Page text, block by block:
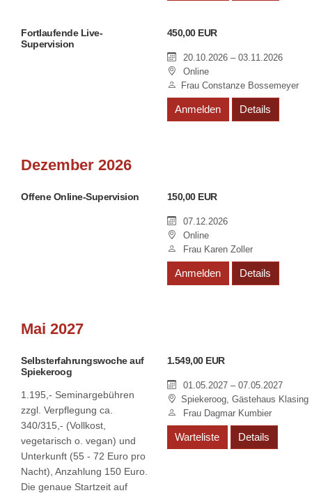
Fortlaufende Live-
Supervision
450,00 EUR
20.10.2026 – 03.11.2026
Online
Frau Constanze Bossemeyer
Anmelden Details
Dezember 2026
Offene Online-Supervision 150,00 EUR
07.12.2026
Online
Frau Karen Zoller
Anmelden Details
Mai 2027
Selbsterfahrungswoche auf
Spiekeroog
1.195,- Seminargebühren
zzgl. Verpflegung ca.
340/315,- (Vollkost,
vegetarisch o. vegan) und
Unterkunft (55 - 72 Euro pro
Nacht), Anzahlung 150 Euro.
Die genaue Startzeit auf
1.549,00 EUR
01.05.2027 – 07.05.2027
Spiekeroog, Gästehaus Klasing
Frau Dagmar Kumbier
Warteliste Details